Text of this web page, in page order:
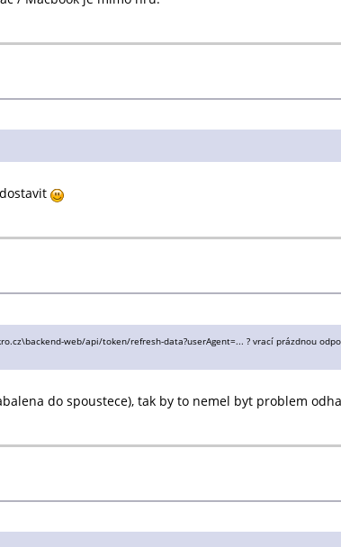
dostavit
web/api/token/refresh-data?userAgent=... ? vrací prázdnou
do spoustece), tak by to nemel byt problem